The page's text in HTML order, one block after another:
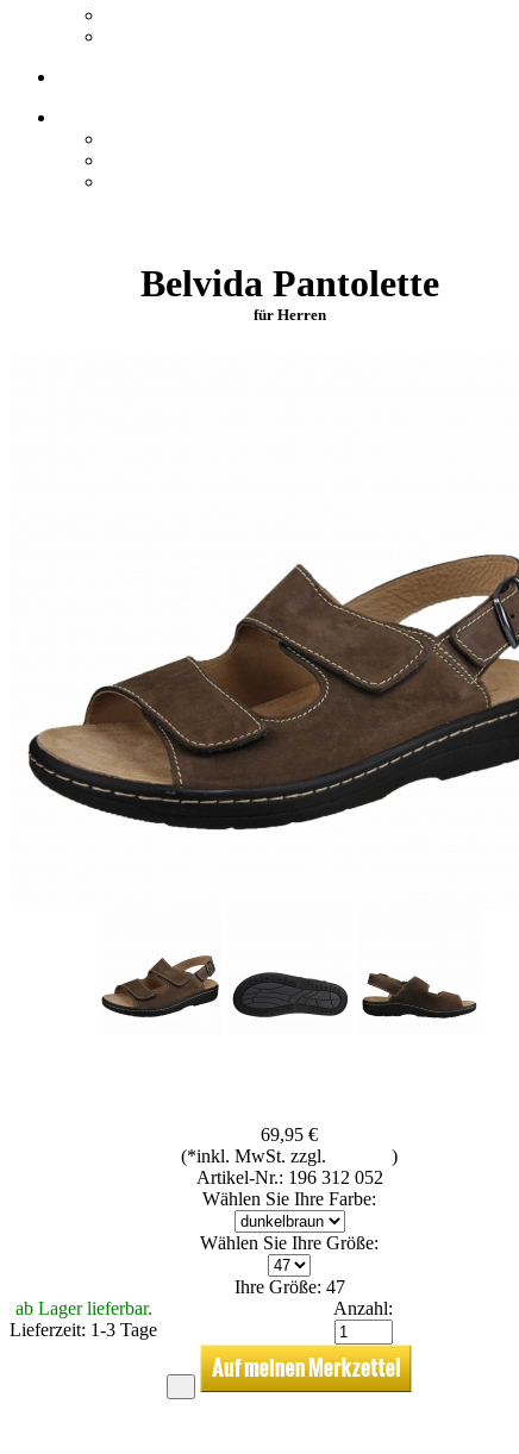
Belvida Pantolette
für Herren
69,95 €
(*inkl. MwSt. zzgl.
)
Artikel-Nr.: 196 312 052
Wählen Sie Ihre Farbe:
Wählen Sie Ihre Größe:
Ihre Größe: 47
ab Lager lieferbar.
Lieferzeit: 1-3 Tage
Anzahl: